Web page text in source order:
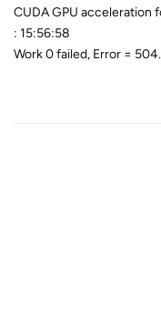
CUDA GPU acceleration
: 15:56:58
Work 0 failed, Error =